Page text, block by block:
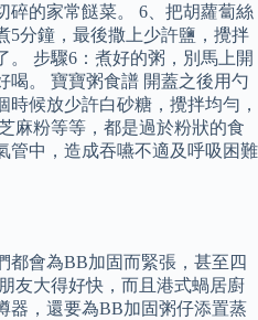
碎的家常餸菜。 6、把胡蘿蔔絲
5分鐘，最後撒上少許鹽，攪拌
。 步驟6：煮好的粥，別馬上開
喝。 寶寶粥食譜 開蓋之後用勺
候放少許白砂糖，攪拌均勻，
麻粉等等，都是過於粉狀的食
管中，造成吞嚥不適及呼吸困難
都會為BB加固而緊張，甚至四
友大得好快，而且港式蝸居廚
器，還要為BB加固粥仔添置蒸